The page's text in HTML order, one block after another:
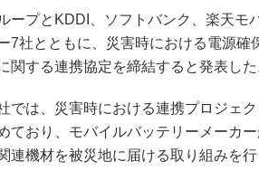
ープとKDDI、ソフトバンク、楽天モ
7社とともに、災害時における電源確
関する連携協定を締結すると発表した
では、災害時における連携プロジェ
ており、モバイルバッテリーメーカ
連機材を被災地に届ける取り組みを行